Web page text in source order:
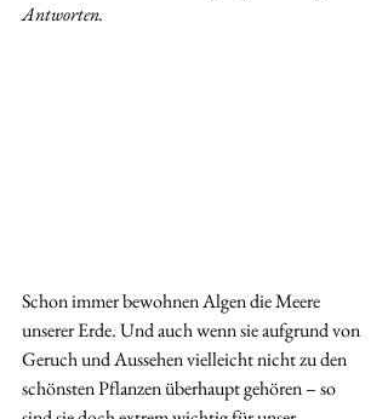
Antworten.
Schon immer bewohnen Algen die Meere
unserer Erde. Und auch wenn sie aufgrund von
Geruch und Aussehen vielleicht nicht zu den
schönsten Pflanzen überhaupt gehören – so